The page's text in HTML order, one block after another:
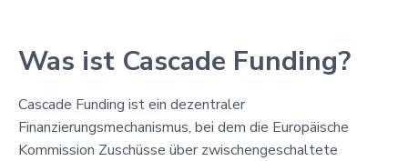
Was ist Cascade Funding?
Cascade Funding ist ein dezentraler
Finanzierungsmechanismus, bei dem die Europäische
Kommission Zuschüsse über zwischengeschaltete